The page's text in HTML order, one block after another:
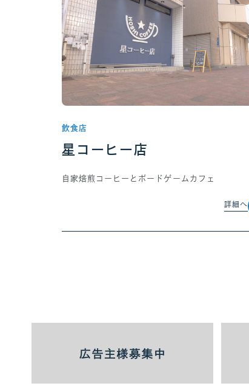
飲食店
星コーヒー店
自家焙煎コーヒーとボードゲームカフェ
詳細へ